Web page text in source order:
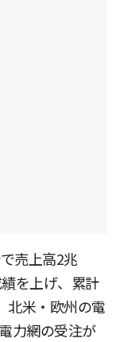
売上高2兆
を上げ、累計
北米・欧州の電
力網の受注が